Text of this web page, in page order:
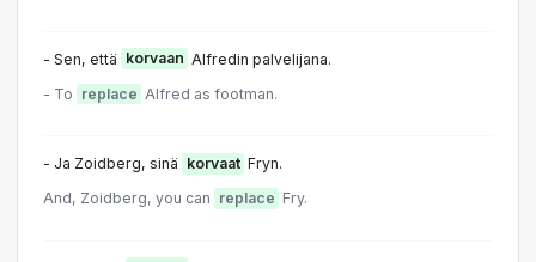
- Sen, että korvaan Alfredin palvelijana.
- To replace Alfred as footman.
- Ja Zoidberg, sinä korvaat Fryn.
And, Zoidberg, you can replace Fry.